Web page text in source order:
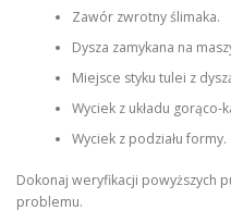
Zawór zwrotny ślimaka.
Dysza zamykana na
Miejsce styku tulei z
Wyciek z układu gorąco-
Wyciek z podziału formy.
Dokonaj weryfikacji powyższych
problemu.